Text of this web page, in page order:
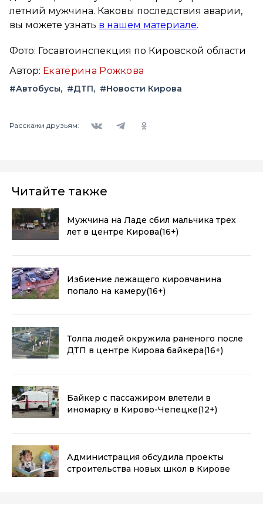
летний мужчина. Каковы последствия аварии,
вы можете узнать в нашем материале.
Фото: Госавтоинспекция по Кировской области
Автор: Екатерина Рожкова
#Автобусы #ДТП #Новости Кирова
Расскажи друзьям:
Читайте также
Мужчина на Ладе сбил мальчика трех
лет в центре Кирова(16+)
Избиение лежащего кировчанина
попало на камеру(16+)
Толпа людей окружила раненого после
ДТП в центре Кирова байкера(16+)
Байкер с пассажиром влетели в
иномарку в Кирово-Чепецке(12+)
Администрация обсудила проекты
строительства новых школ в Кирове